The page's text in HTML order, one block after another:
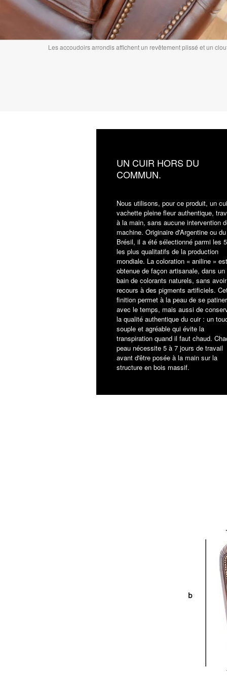
Les accoudoirs arrondis affichent un revêtement plissé et un
UN CUIR HORS DU
COMMUN.
Nous utilisons, pour ce produit, un
vachette pleine fleur authentique,
à la main, sans aucune intervention
machine. Originaire d'Argentine ou du
Brésil, il a été sélectionné parmi les
les plus qualitatifs de la production
mondiale. La coloration « aniline » est
obtenue de façon artisanale, dans un
bain de colorants naturels, sans avoir
recours à des pigments artificiels.
finition permet à la peau de se patiner
avec le temps, mais aussi de
la qualité authentique du cuir : un
souple et agréable qui évite la
transpiration quand il faut chaud.
peau nécessite 5 à 7 jours de travail
avant d'être posée à la main sur la
structure en bois massif.